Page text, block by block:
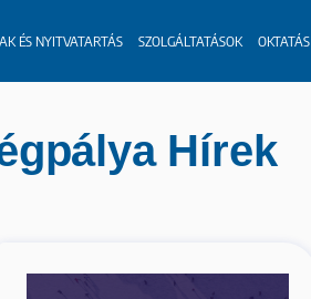
ÉS NYITVATARTÁS SZOLGÁLTATÁSOK OKTATÁS
Hírek